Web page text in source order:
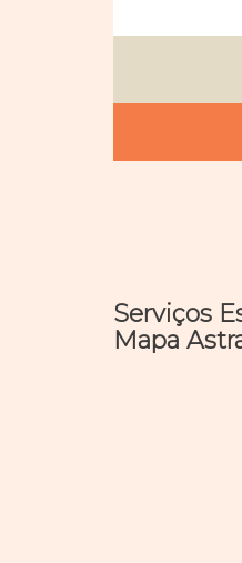
Serviços
Mapa